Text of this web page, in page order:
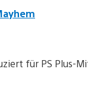
für PS Plus-